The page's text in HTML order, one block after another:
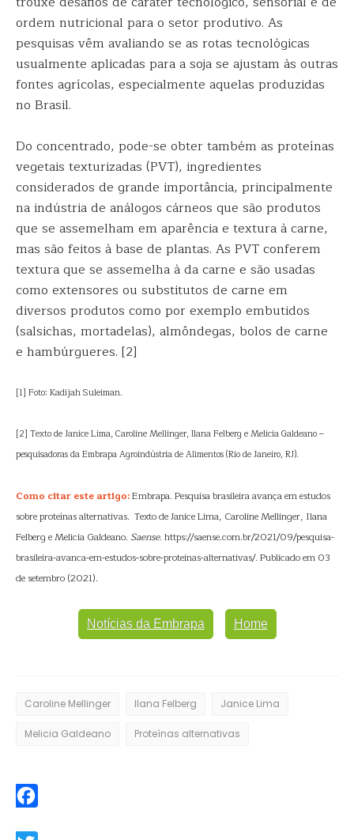
ordem nutricional para o setor produtivo. As
pesquisas vêm avaliando se as rotas tecnológicas
usualmente aplicadas para a soja se ajustam às outras
fontes agrícolas, especialmente aquelas produzidas
no Brasil.
Do concentrado, pode-se obter também as proteínas
vegetais texturizadas (PVT), ingredientes
considerados de grande importância, principalmente
na indústria de análogos cárneos que são produtos
que se assemelham em aparência e textura à carne,
mas são feitos à base de plantas. As PVT conferem
textura que se assemelha à da carne e são usadas
como extensores ou substitutos de carne em
diversos produtos como por exemplo embutidos
(salsichas, mortadelas), almôndegas, bolos de carne
e hambúrgueres. [2]
[1] Foto: Kadijah Suleiman.
[2] Texto de Janice Lima, Caroline Mellinger, Ilana Felberg e Melicia Galdeano –
pesquisadoras da Embrapa Agroindústria de Alimentos (Rio de Janeiro, RJ).
Como citar este artigo:Embrapa. Pesquisa brasileira avança em estudos
sobre proteínas alternativas. Texto de Janice Lima, Caroline Mellinger, Ilana
Felberg e Melicia Galdeano. Saense. https://saense.com.br/2021/09/pesquisa-
brasileira-avanca-em-estudos-sobre-proteinas-alternativas/. Publicado em 03
de setembro (2021).
Notícias da Embrapa Home
Caroline Mellinger Ilana Felberg Janice Lima
Melicia Galdeano Proteínas alternativas